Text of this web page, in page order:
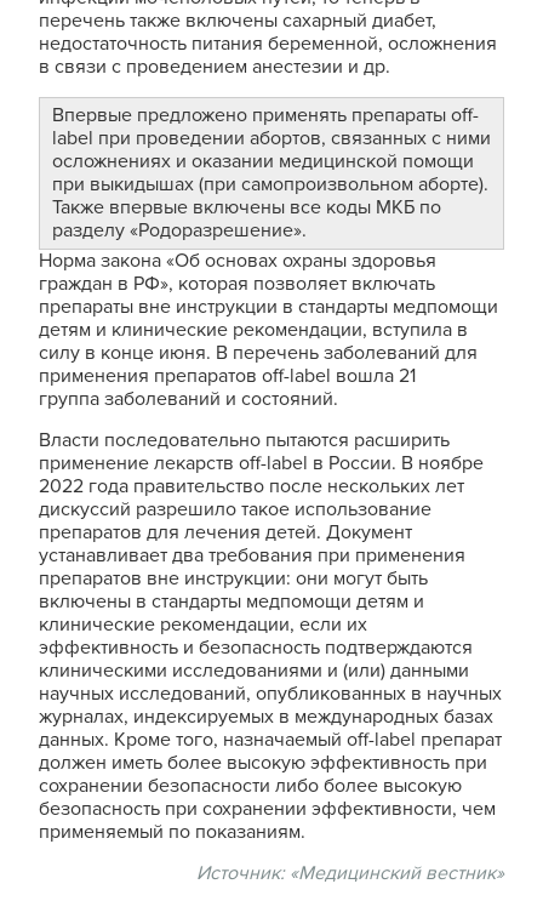
перечень также включены сахарный диабет,
недостаточность питания беременной, осложнения
в связи с проведением анестезии и др.
Впервые предложено применять препараты off-
label при проведении абортов, связанных с ними
осложнениях и оказании медицинской помощи
при выкидышах (при самопроизвольном аборте).
Также впервые включены все коды МКБ по
разделу «Родоразрешение».
Норма закона «Об основах охраны здоровья
граждан в РФ», которая позволяет включать
препараты вне инструкции в стандарты медпомощи
детям и клинические рекомендации, вступила в
силу в конце июня. В перечень заболеваний для
применения препаратов off-label вошла 21
группа заболеваний и состояний.
Власти последовательно пытаются расширить
применение лекарств off-label в России. В ноябре
2022 года правительство после нескольких лет
дискуссий разрешило такое использование
препаратов для лечения детей. Документ
устанавливает два требования при применения
препаратов вне инструкции: они могут быть
включены в стандарты медпомощи детям и
клинические рекомендации, если их
эффективность и безопасность подтверждаются
клиническими исследованиями и (или) данными
научных исследований, опубликованных в научных
журналах, индексируемых в международных базах
данных. Кроме того, назначаемый off-label препарат
должен иметь более высокую эффективность при
сохранении безопасности либо более высокую
безопасность при сохранении эффективности, чем
применяемый по показаниям.
Источник: «Медицинский вестник»